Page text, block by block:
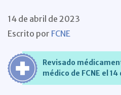
14 de abril de 2023
Escrito por FCNE
Revisado
médico de FCNE el